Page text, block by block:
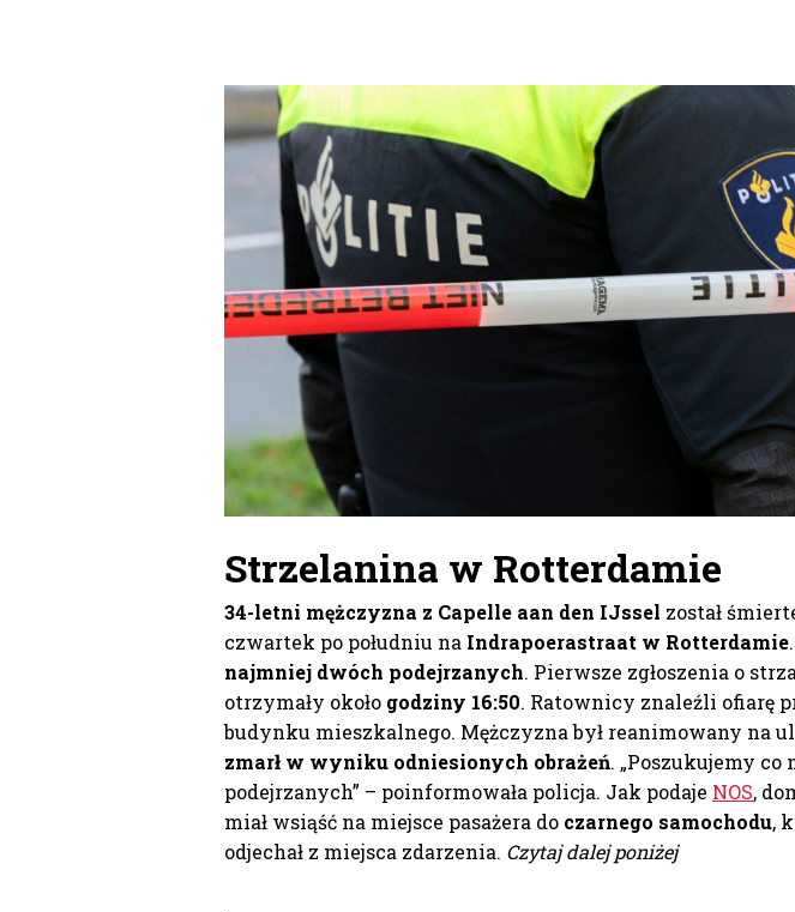
Strzelanina w Rotterdamie
34-letni mężczyzna z Capelle aan den IJssel został
czwartek po południu na Indrapoerastraat w Rotterdamie
najmniej dwóch podejrzanych. Pierwsze zgłoszenia o
otrzymały około godziny 16:50. Ratownicy znaleźli ofiarę
budynku mieszkalnego. Mężczyzna był reanimowany na
zmarł w wyniku odniesionych obrażeń. „Poszukujemy
podejrzanych” – poinformowała policja. Jak podaje NOS,
miał wsiąść na miejsce pasażera do czarnego samochodu,
odjechał z miejsca zdarzenia. Czytaj dalej poniżej